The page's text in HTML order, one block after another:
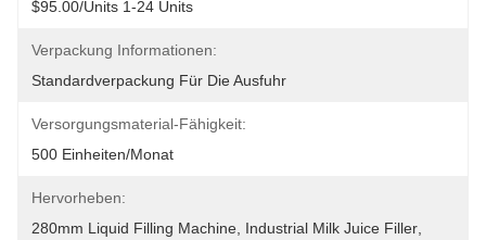
$95.00/units 1-24 Units
Verpackung Informationen:
Standardverpackung Für Die Ausfuhr
Versorgungsmaterial-Fähigkeit:
500 Einheiten/Monat
Hervorheben:
280mm Liquid Filling Machine Industrial Milk Juice Filler